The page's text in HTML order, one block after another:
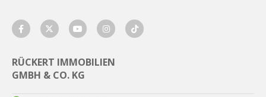
RÜCKERT IMMOBILIEN
GMBH & CO. KG